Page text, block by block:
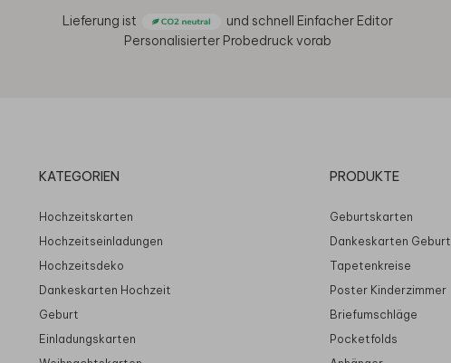
Lieferung ist und schnell Einfacher Editor
Personalisierter Probedruck vorab
KATEGORIEN
Hochzeitskarten
Hochzeitseinladungen
Hochzeitsdeko
Dankeskarten Hochzeit
Geburt
Einladungskarten
PRODUKTE
Geburtskarten
Dankeskarten Geburt
Tapetenkreise
Poster Kinderzimmer
Briefumschläge
Pocketfolds